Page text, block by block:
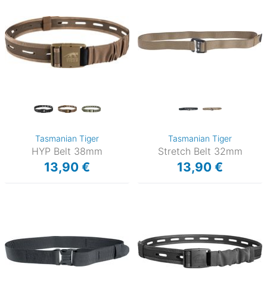
Tasmanian Tiger
HYP Belt 38mm
13,90 €
Tasmanian Tiger
Stretch Belt 32mm
13,90 €